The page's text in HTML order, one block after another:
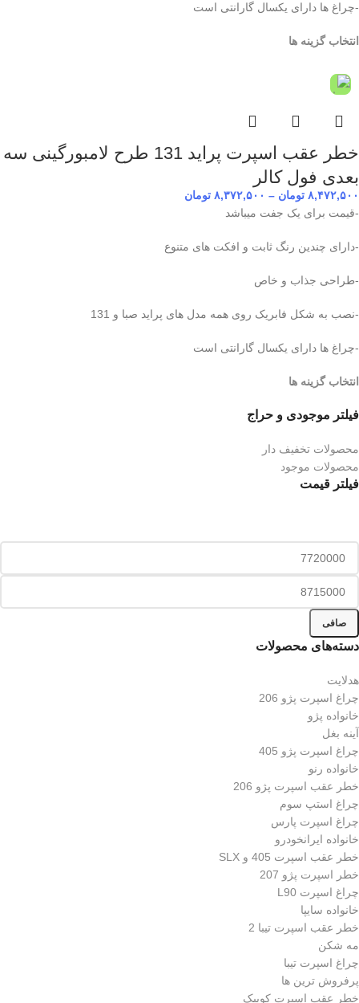
فیلتر موجودی و حراج
محصولات تخفیف دار
محصولات موجود
فیلتر قیمت
صافی
دسته‌های محصولات
هدلایت
چراغ اسپرت پژو 206
خانواده پژو
آینه بغل
چراغ اسپرت پژو 405
خانواده رنو
خطر عقب اسپرت پژو 206
چراغ استپ سوم
چراغ اسپرت پارس
خانواده ایرانخودرو
خطر عقب اسپرت 405 و SLX
خطر اسپرت پژو 207
چراغ اسپرت L90
خانواده سایپا
خطر عقب اسپرت تیبا 2
مه شکن
چراغ اسپرت تیبا
پرفروش ترین ها
خطر عقب اسپرت کوییک
-چراغ ها دارای یکسال گارانتی است
انتخاب گزینه ها
خطر عقب اسپرت پراید 131 طرح لامبورگینی سه
بعدی فول کالر
۸,۴۷۲,۵۰۰ تومان – ۸,۳۷۲,۵۰۰ تومان
-قیمت برای یک جفت میباشد
-دارای چندین رنگ ثابت و افکت های متنوع
-طراحی جذاب و خاص
-نصب به شکل فابریک روی همه مدل های پراید صبا و 131
-چراغ ها دارای یکسال گارانتی است
انتخاب گزینه ها